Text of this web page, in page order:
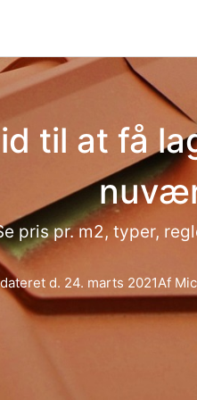
til at få
pris pr. m2, typer,
d. 24. marts 2021Af